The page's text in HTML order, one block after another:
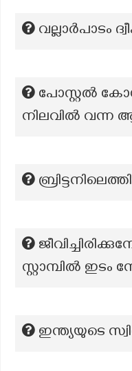
വല്ലാര്‍പാടം
പോസ്റ്റൽ
നിലവിൽ വന്ന
സ്റ്റാമ്പിൽ ഇടം
ഇന്ത്യയുടെ